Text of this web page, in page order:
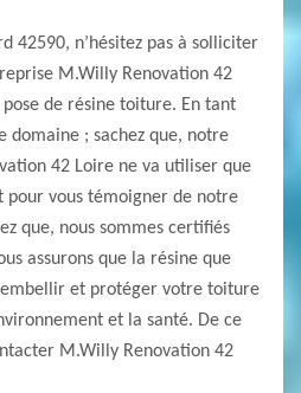
42590, n’hésitez pas à solliciter
M.Willy Renovation 42
de résine toiture. En tant
domaine ; sachez que, notre
42 Loire ne va utiliser que
pour vous témoigner de notre
que, nous sommes certifiés
assurons que la résine que
et protéger votre toiture
et la santé. De ce
M.Willy Renovation 42